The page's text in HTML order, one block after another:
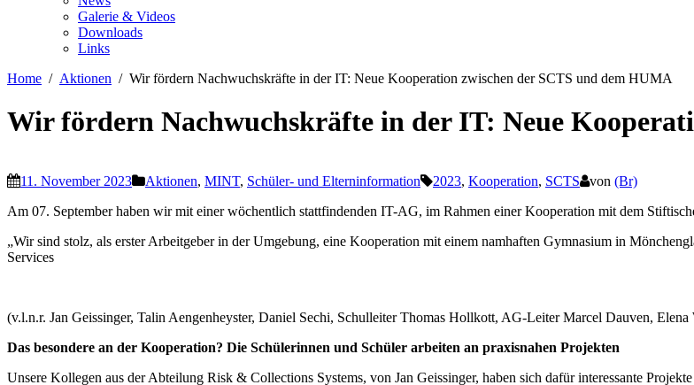
Galerie & Videos
Downloads
Links
Home
Aktionen Wir fördern Nachwuchskräfte in der IT: Neue Kooperation zwischen der SCTS und dem HUMA
Wir fördern Nachwuchskräfte in der IT: Neue
11. November 2023 Aktionen, MINT, Schüler- und Elterninformation 2023, Kooperation, SCTS von (Br)
Am 07. September haben wir mit einer wöchentlich stattfindenden IT-AG, im Rahmen einer Kooperation mit dem
„Wir sind stolz, als erster Arbeitgeber in der Umgebung, eine Kooperation mit einem namhaften Gymnasium in
Services
(v.l.n.r. Jan Geissinger, Talin Aengenheyster, Daniel Sechi, Schulleiter Thomas Hollkott, AG-Leiter Marcel Dauven,
Das besondere an der Kooperation? Die Schülerinnen und Schüler arbeiten an praxisnahen Projekten
Unsere Kollegen aus der Abteilung Risk & Collections Systems, von Jan Geissinger, haben sich dafür interessante